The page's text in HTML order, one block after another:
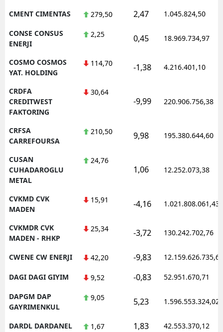
CMENT CIMENTAS 279,50 2,47 1.045.824,50
CONSE CONSUS
ENERJI
2,25 0,45 18.969.734,97
COSMO COSMOS
YAT. HOLDING
114,70 -1,38 4.216.401,10
CRDFA
CREDITWEST
FAKTORING
30,64
-9,99 220.906.756,38
CRFSA
CARREFOURSA
210,50 9,98 195.380.644,60
CUSAN
CUHADAROGLU
METAL
24,76
1,06 12.252.073,38
CVKMD CVK
MADEN
15,91 -4,16 1.021.808.061,43
CVKMDR CVK
MADEN - RHKP
25,34 -3,72 130.242.702,76
CWENE CW ENERJI 42,20 -9,83 12.159.626.735,62
DAGI DAGI GIYIM 9,52 -0,83 52.951.670,71
DAPGM DAP
GAYRIMENKUL
9,05 5,23 1.596.553.324,02
DARDL DARDANEL 1,67 1,83 42.553.370,12